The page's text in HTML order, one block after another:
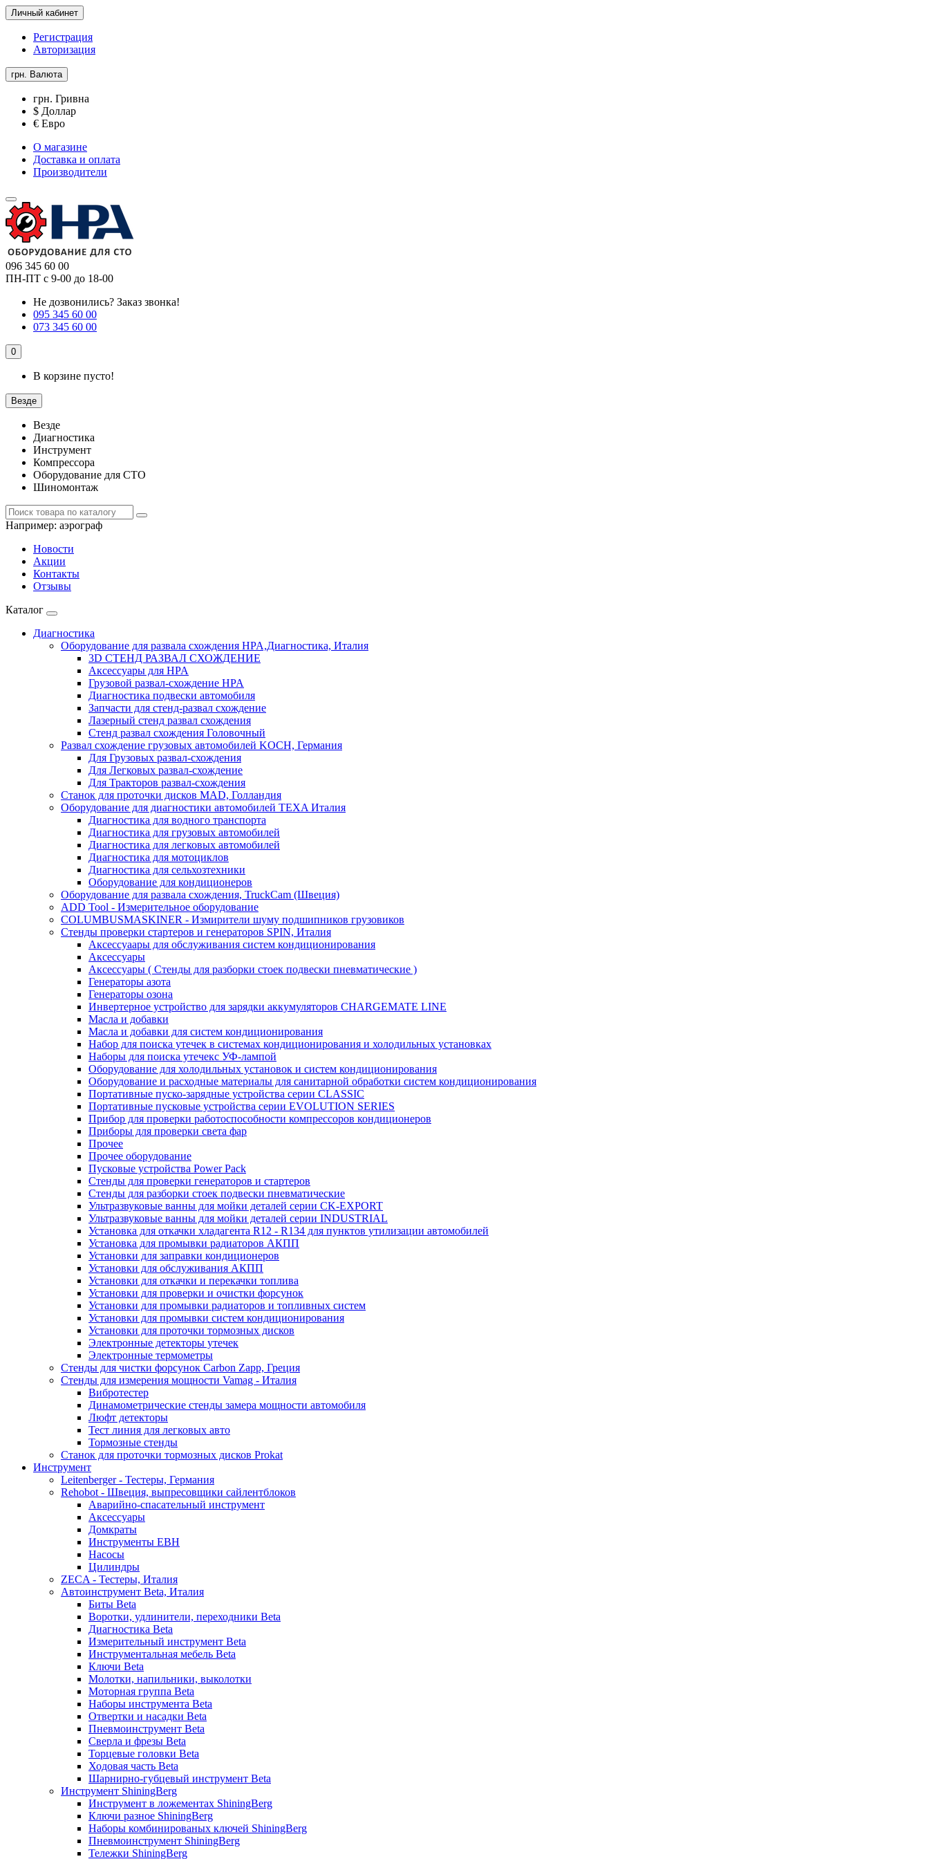
Личный кабинет
Регистрация
Авторизация
грн. Валюта
грн. Гривна
$ Доллар
€ Евро
О магазине
Доставка и оплата
Производители
096 345 60 00
ПН-ПТ с 9-00 до 18-00
Не дозвонились? Заказ звонка!
095 345 60 00
073 345 60 00
0
В корзине пусто!
Везде
Везде
Диагностика
Инструмент
Компрессора
Оборудование для СТО
Шиномонтаж
Например: аэрограф
Новости
Акции
Контакты
Отзывы
Каталог
Диагностика
Оборудование для развала схождения HPA,Диагностика, Италия
3D СТЕНД РАЗВАЛ СХОЖДЕНИЕ
Аксессуары для HPA
Грузовой развал-схождение HPA
Диагностика подвески автомобиля
Запчасти для стенд-развал схождение
Лазерный стенд развал схождения
Стенд развал схождения Головочный
Развал схождение грузовых автомобилей KOCH, Германия
Для Грузовых развал-схождения
Для Легковых развал-схождение
Для Тракторов развал-схождения
Станок для проточки дисков MAD, Голландия
Оборудование для диагностики автомобилей TEXA Италия
Диагностика для водного транспорта
Диагностика для грузовых автомобилей
Диагностика для легковых автомобилей
Диагностика для мотоциклов
Диагностика для сельхозтехники
Оборудование для кондиционеров
Оборудование для развала схождения, TruckCam (Швеция)
ADD Tool - Измерительное оборудование
COLUMBUSMASKINER - Измирители шуму подшипников грузовиков
Стенды проверки стартеров и генераторов SPIN, Италия
Аксессуаары для обслуживания систем кондиционирования
Аксессуары
Аксессуары ( Стенды для разборки стоек подвески пневматические )
Генераторы азота
Генераторы озона
Инвертерное устройство для зарядки аккумуляторов CHARGEMATE LINE
Масла и добавки
Масла и добавки для систем кондиционирования
Набор для поиска утечек в системах кондиционирования и холодильных установках
Наборы для поиска утечекс УФ-лампой
Оборудование для холодильных установок и систем кондиционирования
Оборудование и расходные материалы для санитарной обработки систем кондиционирования
Портативные пуско-зарядные устройства серии CLASSIC
Портативные пусковые устройства серии EVOLUTION SERIES
Прибор для проверки работоспособности компрессоров кондиционеров
Приборы для проверки света фар
Прочее
Прочее оборудование
Пусковые устройства Power Pack
Стенды для проверки генераторов и стартеров
Стенды для разборки стоек подвески пневматические
Ультразвуковые ванны для мойки деталей серии CK-EXPORT
Ультразвуковые ванны для мойки деталей серии INDUSTRIAL
Установка для откачки хладагента R12 - R134 для пунктов утилизации автомобилей
Установка для промывки радиаторов АКПП
Установки для заправки кондиционеров
Установки для обслуживания АКПП
Установки для откачки и перекачки топлива
Установки для проверки и очистки форсунок
Установки для промывки радиаторов и топливных систем
Установки для промывки систем кондиционирования
Установки для проточки тормозных дисков
Электронные детекторы утечек
Электронные термометры
Стенды для чистки форсунок Carbon Zapp, Греция
Стенды для измерения мощности Vamag - Италия
Вибротестер
Динамометрические стенды замера мощности автомобиля
Люфт детекторы
Тест линия для легковых авто
Тормозные стенды
Станок для проточки тормозных дисков Prokat
Инструмент
Leitenberger - Тестеры, Германия
Rehobot - Швеция, выпресовщики сайлентблоков
Аварийно-спасательный инструмент
Аксессуары
Домкраты
Инструменты EBH
Насосы
Цилиндры
ZECA - Тестеры, Италия
Автоинструмент Beta, Италия
Биты Beta
Воротки, удлинители, переходники Beta
Диагностика Beta
Измерительный инструмент Beta
Инструментальная мебель Beta
Ключи Beta
Молотки, напильники, выколотки
Моторная группа Beta
Наборы инструмента Beta
Отвертки и насадки Beta
Пневмоинструмент Beta
Сверла и фрезы Beta
Торцевые головки Beta
Ходовая часть Beta
Шарнирно-губцевый инструмент Beta
Инструмент ShiningBerg
Инструмент в ложементах ShiningBerg
Ключи разное ShiningBerg
Наборы комбинированых ключей ShiningBerg
Пневмоинструмент ShiningBerg
Тележки ShiningBerg